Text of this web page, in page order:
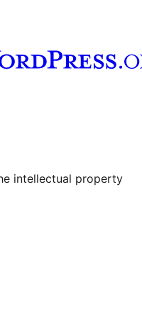
mūsų Tumblr paskyroje
intellectual property